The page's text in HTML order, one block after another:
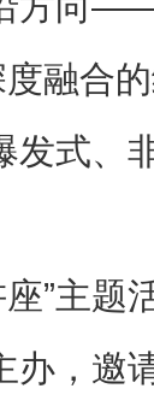
融合
发式、
”主题
办，邀